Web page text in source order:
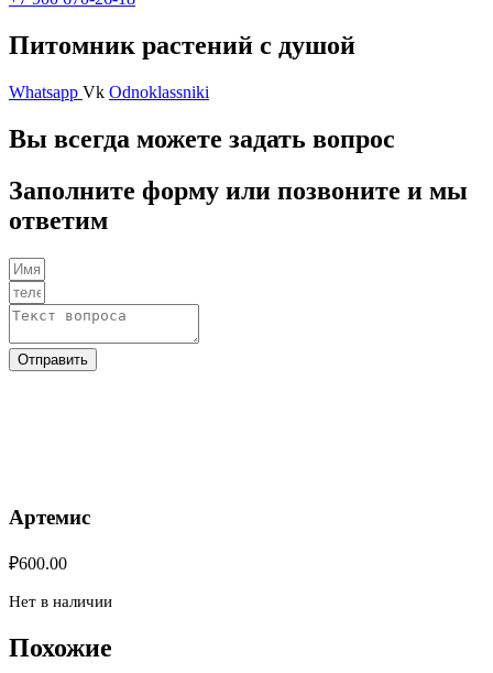
Питомник растений с душой
Whatsapp Vk Odnoklassniki
Вы всегда можете задать вопрос
Заполните форму или позвоните и мы
ответим
Отправить
Артемис
₽600.00
Нет в наличии
Похожие